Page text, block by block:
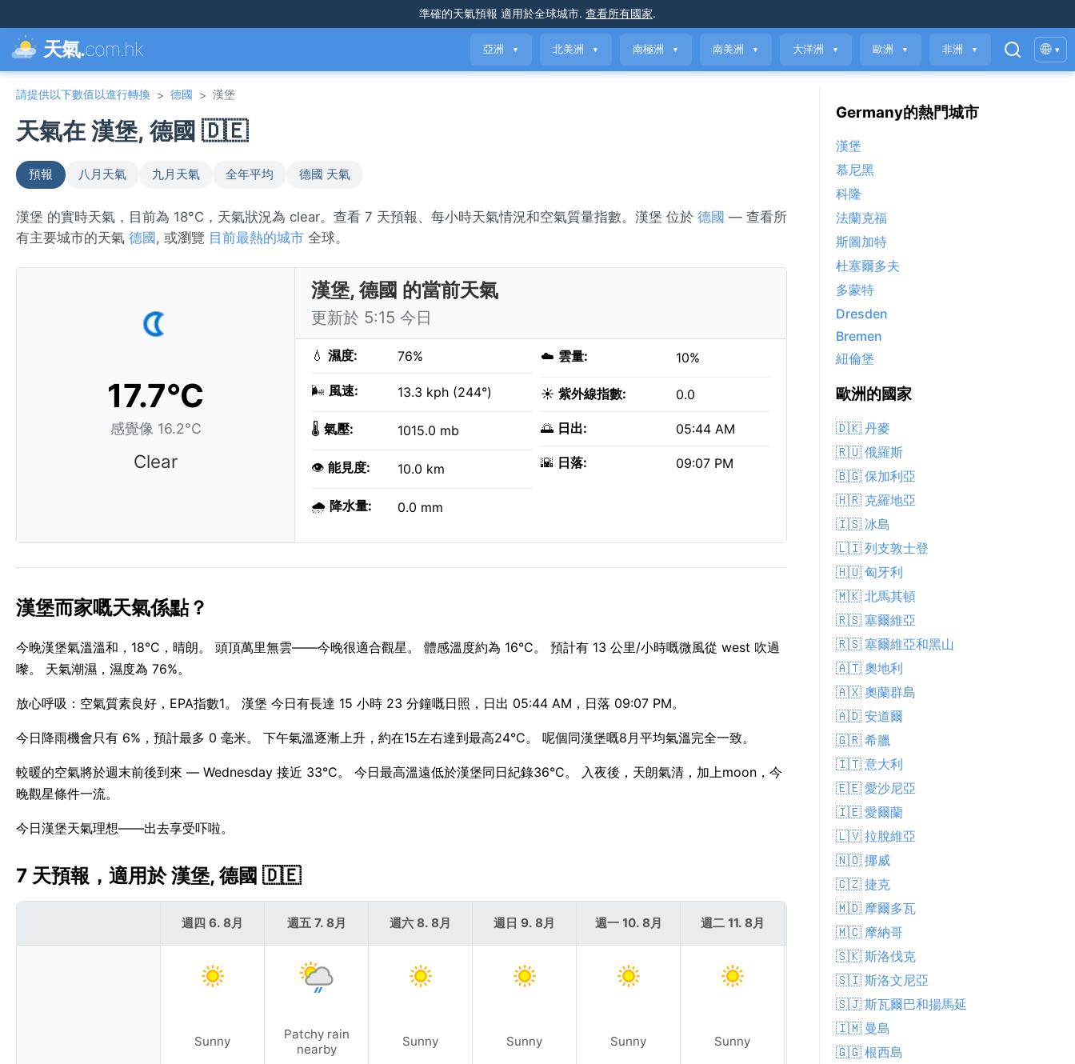
準確的天氣預報 適用於全球城市. 查看所有國家.
天氣.com.hk 亞洲 ▼ 北美洲 ▼ 南極洲 ▼ 南美洲 ▼ 大洋洲 ▼ 歐洲 ▼ 非洲 ▼ 🌐 ▾
請提供以下數值以進行轉換 > 德國 > 漢堡
天氣在 漢堡, 德國 🇩🇪
預報 八月天氣 九月天氣 全年平均 德國 天氣
漢堡 的實時天氣，目前為 18°C，天氣狀況為 clear。查看 7 天預報、每小時天氣情況和空氣質量指數。漢堡 位於 德國 — 查看所
有主要城市的天氣 德國 , 或瀏覽 目前最熱的城市 全球。
17.7°C
感覺像 16.2°C
Clear
漢堡, 德國 的當前天氣
更新於 5:15 今日
💧 濕度: 76%
🌬️ 風速: 13.3 kph (244°)
🌡️ 氣壓: 1015.0 mb
👁️ 能見度: 10.0 km
🌧️ 降水量: 0.0 mm
☁️ 雲量: 10%
☀️ 紫外線指數: 0.0
🌅 日出: 05:44 AM
🌇 日落: 09:07 PM
漢堡而家嘅天氣係點？
今晚漢堡氣溫溫和，18°C，晴朗。 頭頂萬里無雲——今晚很適合觀星。 體感溫度約為 16°C。 預計有 13 公里/小時嘅微風從 west 吹過
嚟。 天氣潮濕，濕度為 76%。
放心呼吸：空氣質素良好，EPA指數1。 漢堡 今日有長達 15 小時 23 分鐘嘅日照，日出 05:44 AM，日落 09:07 PM。
今日降雨機會只有 6%，預計最多 0 毫米。 下午氣溫逐漸上升，約在15左右達到最高24°C。 呢個同漢堡嘅8月平均氣溫完全一致。
較暖的空氣將於週末前後到來 — Wednesday 接近 33°C。 今日最高溫遠低於漢堡同日紀錄36°C。 入夜後，天朗氣清，加上moon，今
晚觀星條件一流。
今日漢堡天氣理想——出去享受吓啦。
7 天預報，適用於 漢堡, 德國 🇩🇪
週四 6. 8月
Sunny
週五 7. 8月
Patchy rain
nearby
週六 8. 8月
Sunny
週日 9. 8月
Sunny
週一 10. 8月
Sunny
週二 11. 8月
Sunny
週三 12. 8月
Germany的熱門城市
漢堡
慕尼黑
科隆
法蘭克福
斯圖加特
杜塞爾多夫
多蒙特
Dresden
Bremen
紐倫堡
歐洲的國家
🇩🇰 丹麥
🇷🇺 俄羅斯
🇧🇬 保加利亞
🇭🇷 克羅地亞
🇮🇸 冰島
🇱🇮 列支敦士登
🇭🇺 匈牙利
🇲🇰 北馬其頓
🇷🇸 塞爾維亞
🇷🇸 塞爾維亞和黑山
🇦🇹 奧地利
🇦🇽 奧蘭群島
🇦🇩 安道爾
🇬🇷 希臘
🇮🇹 意大利
🇪🇪 愛沙尼亞
🇮🇪 愛爾蘭
🇱🇻 拉脫維亞
🇳🇴 挪威
🇨🇿 捷克
🇲🇩 摩爾多瓦
🇲🇨 摩納哥
🇸🇰 斯洛伐克
🇸🇮 斯洛文尼亞
🇸🇯 斯瓦爾巴和揚馬延
🇮🇲 曼島
🇬🇬 根西島